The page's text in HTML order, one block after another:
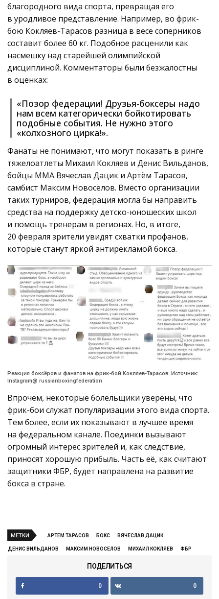
благородного вида спорта, превращая его
в уродливое представление. Например, во фрик-
бою Кокляев-Тарасов разница в весе соперников
составит более 60 кг. Подобное расценили как
насмешку над старейшей олимпийской
дисциплиной. Комментаторы были безжалостны
в оценках:
«Позор федерации! Друзья-боксеры надо
нам всем категорически бойкотировать
подобные события. Не нужно этого
«колхозного цирка!».
Фанаты не понимают, что могут показать в ринге
тяжелоатлеты Михаил Кокляев и Денис Вильданов,
бойцы ММА Вячеслав Дацик и Артём Тарасов,
самбист Максим Новосёлов. Вместо организации
таких турниров, федерация могла бы направить
средства на поддержку детско-юношеских школ
и помощь тренерам в регионах. Но, в итоге,
20 февраля зрители увидят схватки профанов,
которые станут яркой антирекламой бокса.
Реакция боксёров и фанатов на фрик-бой Кокляев-Тарасов. Источник:
Instagram@ russianboxingfederation
Впрочем, некоторые болельщики уверены, что
фрик-бои служат популяризации этого вида спорта.
Тем более, если их показывают в лучшее время
на федеральном канале. Поединки вызывают
огромный интерес зрителей и, как следствие,
приносят хорошую прибыль. Часть её, как считают
защитники ФБР, будет направлена на развитие
бокса в стране.
МЕТКИ АРТЕМ ТАРАСОВ БОКС ВЯЧЕСЛАВ ДАЦИК
ДЕНИС ВИЛЬДАНОВ МАКСИМ НОВОСЕЛОВ МИХАИЛ КОКЛЯЕВ ФБР
ПОДЕЛИТЬСЯ
0 0